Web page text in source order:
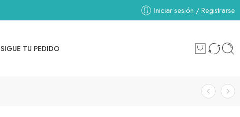
Iniciar sesión / Registrarse
SIGUE TU PEDIDO